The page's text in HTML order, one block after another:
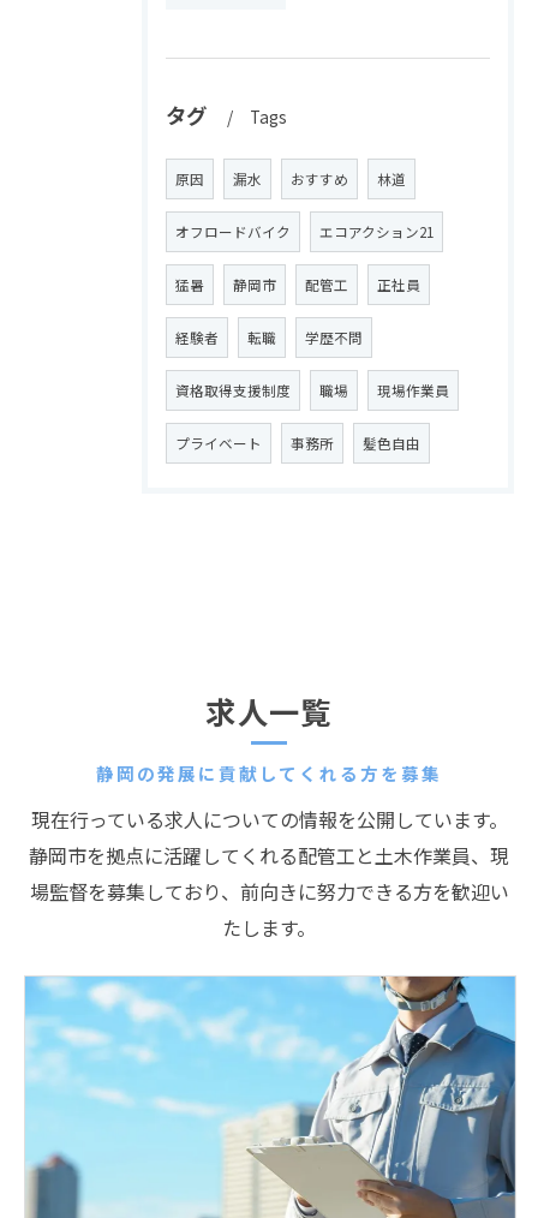
タグ Tags
原因 漏水 おすすめ 林道
オフロードバイク エコアクション21
猛暑 静岡市 配管工 正社員
経験者 転職 学歴不問
資格取得支援制度 職場 現場作業員
プライベート 事務所 髪色自由
静岡の発展に貢献してくれる方を募集
求人一覧
現在行っている求人についての情報を公開しています。
静岡市を拠点に活躍してくれる配管工と土木作業員、現
場監督を募集しており、前向きに努力できる方を歓迎い
たします。